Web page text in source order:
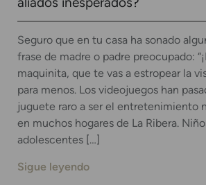
Seguro que en tu casa ha sonado
frase de madre o padre preocupado:
maquinita, que te vas a estropear la
para menos. Los videojuegos han
juguete raro a ser el entretenimiento
en muchos hogares de La Ribera.
adolescentes […]
Sigue leyendo